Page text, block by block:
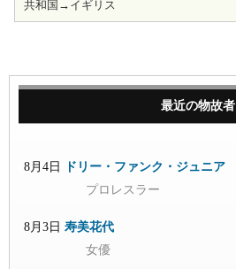
共和国→イギリス
最近の物故者
8月4日
ドリー・ファンク・ジュニア
プロレスラー
8月3日 寿美花代
女優